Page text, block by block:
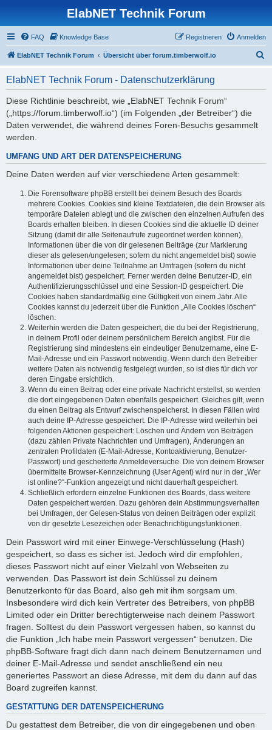
ElabNET Technik Forum
FAQ Knowledge Base Anmelden
Registrieren
ElabNET Technik Forum Übersicht über forum.timberwolf.io
ElabNET Technik Forum - Datenschutzerklärung
Diese Richtlinie beschreibt, wie „ElabNET Technik Forum“
(„https://forum.timberwolf.io“) (im Folgenden „der Betreiber“) die
Daten verwendet, die während deines Foren-Besuchs gesammelt
werden.
UMFANG UND ART DER DATENSPEICHERUNG
Deine Daten werden auf vier verschiedene Arten gesammelt:
Die Forensoftware phpBB erstellt bei deinem Besuch des Boards
mehrere Cookies. Cookies sind kleine Textdateien, die dein Browser als
temporäre Dateien ablegt und die zwischen den einzelnen Aufrufen des
Boards erhalten bleiben. In diesen Cookies sind die aktuelle ID deiner
Sitzung (damit dir alle Seitenaufrufe zugeordnet werden können),
Informationen über die von dir gelesenen Beiträge (zur Markierung
dieser als gelesen/ungelesen; sofern du nicht angemeldet bist) sowie
Informationen über deine Teilnahme an Umfragen (sofern du nicht
angemeldet bist) gespeichert. Ferner werden deine Benutzer-ID, ein
Authentifizierungsschlüssel und eine Session-ID gespeichert. Die
Cookies haben standardmäßig eine Gültigkeit von einem Jahr. Alle
Cookies kannst du jederzeit über die Funktion „Alle Cookies löschen“
löschen.
Weiterhin werden die Daten gespeichert, die du bei der Registrierung,
in deinem Profil oder deinem persönlichem Bereich angibst. Für die
Registrierung sind mindestens ein eindeutiger Benutzername, eine E-
Mail-Adresse und ein Passwort notwendig. Wenn durch den Betreiber
weitere Daten als notwendig festgelegt wurden, so ist dies für dich vor
deren Eingabe ersichtlich.
Wenn du einen Beitrag oder eine private Nachricht erstellst, so werden
die dort eingegebenen Daten ebenfalls gespeichert. Gleiches gilt, wenn
du einen Beitrag als Entwurf zwischenspeicherst. In diesen Fällen wird
auch deine IP-Adresse gespeichert. Die IP-Adresse wird weiterhin bei
folgenden Aktionen gespeichert: Löschen und Ändern von Beiträgen
(dazu zählen Private Nachrichten und Umfragen), Änderungen an
zentralen Profildaten (E-Mail-Adresse, Kontoaktivierung, Benutzer-
Passwort) und gescheiterte Anmeldeversuche. Die von deinem Browser
übermittelte Browser-Kennzeichnung (User Agent) wird nur in der „Wer
ist online?“-Funktion angezeigt und nicht dauerhaft gespeichert.
Schließlich erfordern einzelne Funktionen des Boards, dass weitere
Daten gespeichert werden. Dazu gehören dein Abstimmungsverhalten
bei Umfragen, der Gelesen-Status von deinen Beiträgen oder explizit
von dir gesetzte Lesezeichen oder Benachrichtigungsfunktionen.
Dein Passwort wird mit einer Einwege-Verschlüsselung (Hash)
gespeichert, so dass es sicher ist. Jedoch wird dir empfohlen,
dieses Passwort nicht auf einer Vielzahl von Webseiten zu
verwenden. Das Passwort ist dein Schlüssel zu deinem
Benutzerkonto für das Board, also geh mit ihm sorgsam um.
Insbesondere wird dich kein Vertreter des Betreibers, von phpBB
Limited oder ein Dritter berechtigterweise nach deinem Passwort
fragen. Solltest du dein Passwort vergessen haben, so kannst du
die Funktion „Ich habe mein Passwort vergessen“ benutzen. Die
phpBB-Software fragt dich dann nach deinem Benutzernamen und
deiner E-Mail-Adresse und sendet anschließend ein neu
generiertes Passwort an diese Adresse, mit dem du dann auf das
Board zugreifen kannst.
GESTATTUNG DER DATENSPEICHERUNG
Du gestattest dem Betreiber, die von dir eingegebenen und oben